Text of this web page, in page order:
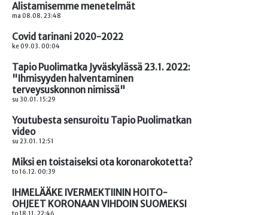
Alistamisemme menetelmät
ma 08.08. 23:48
Covid tarinani 2020-2022
ke 09.03. 00:04
Tapio Puolimatka Jyväskylässä 23.1. 2022:
"Ihmisyyden halventaminen
terveysuskonnon nimissä"
su 30.01. 15:29
Youtubesta sensuroitu Tapio Puolimatkan
video
su 23.01. 12:51
Miksi en toistaiseksi ota koronarokotetta?
to 16.12. 00:39
IHMELÄÄKE IVERMEKTIININ HOITO-
OHJEET KORONAAN VIHDOIN SUOMEKSI